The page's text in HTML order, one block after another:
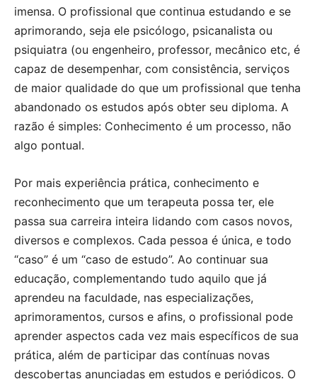
imensa. O profissional que continua estudando e se
aprimorando, seja ele psicólogo, psicanalista ou
psiquiatra (ou engenheiro, professor, mecânico etc, é
capaz de desempenhar, com consistência, serviços
de maior qualidade do que um profissional que tenha
abandonado os estudos após obter seu diploma. A
razão é simples: Conhecimento é um processo, não
algo pontual.
Por mais experiência prática, conhecimento e
reconhecimento que um terapeuta possa ter, ele
passa sua carreira inteira lidando com casos novos,
diversos e complexos. Cada pessoa é única, e todo
“caso” é um “caso de estudo”. Ao continuar sua
educação, complementando tudo aquilo que já
aprendeu na faculdade, nas especializações,
aprimoramentos, cursos e afins, o profissional pode
aprender aspectos cada vez mais específicos de sua
prática, além de participar das contínuas novas
descobertas anunciadas em estudos e periódicos. O